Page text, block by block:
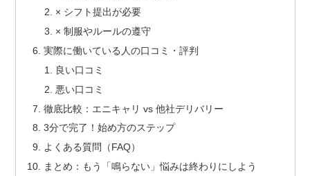
× シフト提出が必要
× 制服やルールの遵守
実際に働いている人の口コミ・評判
良い口コミ
悪い口コミ
徹底比較：エニキャリ vs 他社デリバリー
3分で完了！始め方のステップ
よくある質問（FAQ）
まとめ：もう「鳴らない」悩みは終わりにしよう